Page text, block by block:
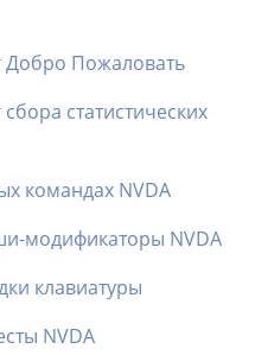
Добро Пожаловать
статистических
командах NVDA
модификаторы NVDA
клавиатуры
NVDA